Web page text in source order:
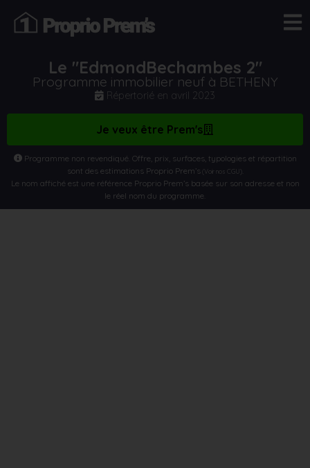
Le "EdmondBechambes 2"
Programme immobilier neuf à BETHENY
Répertorié en avril 2023
Je veux être Prem's
Programme non revendiqué. Offre, prix, surfaces, typologies et répartition
sont des estimations Proprio Prem’s(Voir nos CGU)
Le nom affiché est une référence Proprio Prem’s basée sur son adresse et non
le réel nom du programme.